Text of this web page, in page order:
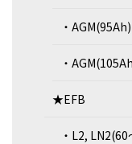
・
・
★EFB
・L2,